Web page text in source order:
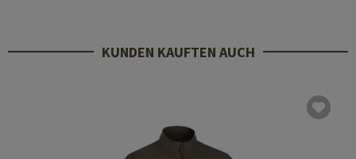
KUNDEN KAUFTEN AUCH